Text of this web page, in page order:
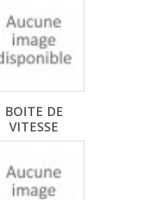
BOITE DE
VITESSE